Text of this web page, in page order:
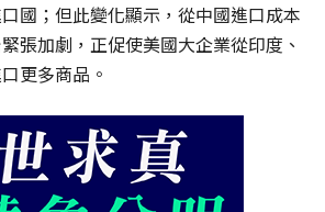
國；但此變化顯示，從中國進口成本
張加劇，正促使美國大企業從印度、
更多商品。